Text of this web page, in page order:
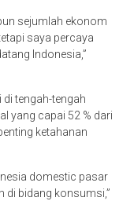
sejumlah ekonom
saya percaya
Indonesia,”
tengah-tengah
yang capai 52 % dari
ketahanan
domestic pasar
di bidang konsumsi,”